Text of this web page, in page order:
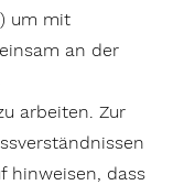
um mit
an der
arbeiten. Zur
hinweisen, dass